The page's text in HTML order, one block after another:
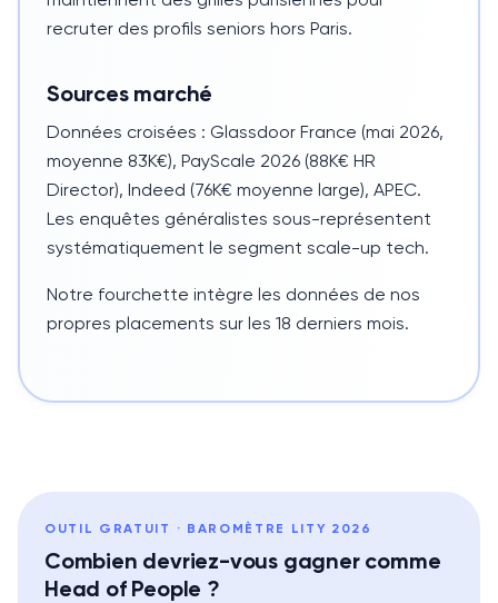
recruter des profils seniors hors Paris.
Sources marché
Données croisées : Glassdoor France (mai 2026,
moyenne 83K€), PayScale 2026 (88K€ HR
Director), Indeed (76K€ moyenne large), APEC.
Les enquêtes généralistes sous-représentent
systématiquement le segment scale-up tech.
Notre fourchette intègre les données de nos
propres placements sur les 18 derniers mois.
OUTIL GRATUIT · BAROMÈTRE LITY 2026
Combien devriez-vous gagner comme
Head of People ?